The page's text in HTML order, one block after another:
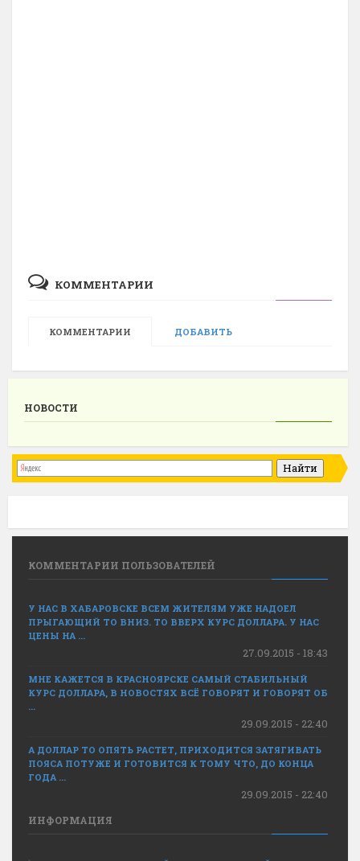
КОММЕНТАРИИ
КОММЕНТАРИИ ДОБАВИТЬ
НОВОСТИ
КОММЕНТАРИИ ПОЛЬЗОВАТЕЛЕЙ
У НАС В ХАБАРОВСКЕ ВСЕМ ЖИТЕЛЯМ УЖЕ НАДОЕЛ
ПРЫГАЮЩИЙ ТО ВНИЗ. ТО ВВЕРХ КУРС ДОЛЛАРА. У НАС
ЦЕНЫ НА ...
27.09.2015 - 18:43
МНЕ КАЖЕТСЯ В КРАСНОЯРСКЕ САМЫЙ СТАБИЛЬНЫЙ
КУРС ДОЛЛАРА, В НОВОСТЯХ ВСЁ ГОВОРЯТ И ГОВОРЯТ ОБ
...
29.09.2015 - 22:40
А ДОЛЛАР ТО ОПЯТЬ РАСТЕТ, ПРИХОДИТСЯ ЗАТЯГИВАТЬ
ПОЯСА ПОТУЖЕ И ГОТОВИТСЯ К ТОМУ ЧТО, ДО КОНЦА
ГОДА ...
29.09.2015 - 22:40
ИНФОРМАЦИЯ